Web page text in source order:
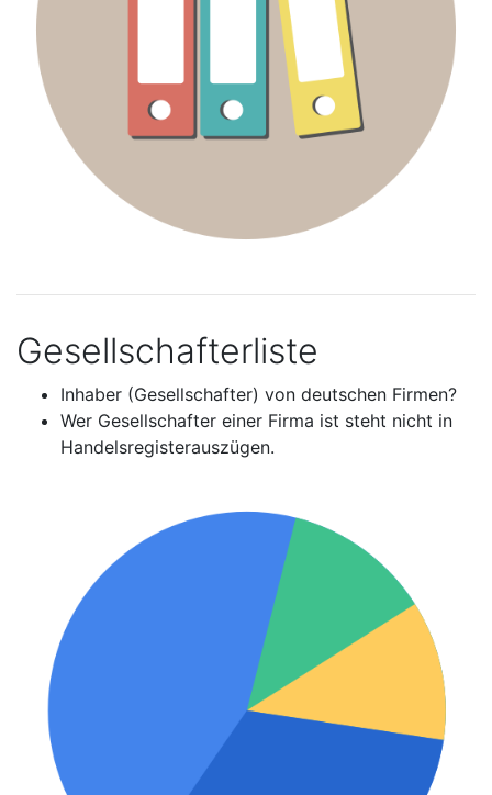
Gesellschafterliste
Inhaber (Gesellschafter) von deutschen Firmen?
Wer Gesellschafter einer Firma ist steht nicht in
Handelsregisterauszügen.